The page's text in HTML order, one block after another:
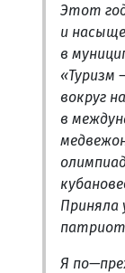
Этот
и
в
«Туризм
вокруг
в
Приняла
Я